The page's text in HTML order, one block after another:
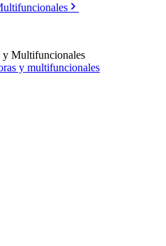
y Multifuncionales
y multifuncionales